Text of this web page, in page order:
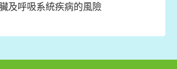
及呼吸系統疾病的風險